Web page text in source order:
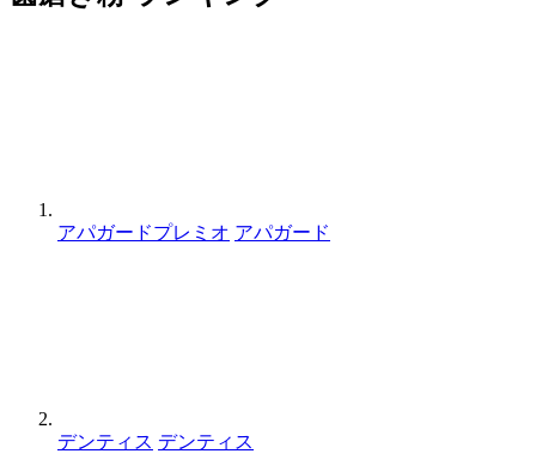
アパガードプレミオ アパガード
デンティス デンティス